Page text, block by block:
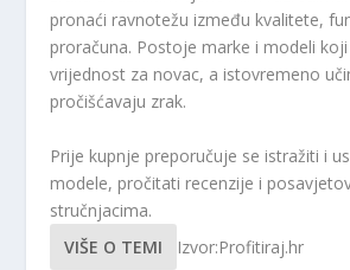
pronaći ravnotežu između kvalitete,
proračuna. Postoje marke i modeli
vrijednost za novac, a istovremeno
pročišćavaju zrak.
Prije kupnje preporučuje se istražiti i
modele, pročitati recenzije i
stručnjacima.
VIŠE O TEMI
Izvor:Profitiraj.hr